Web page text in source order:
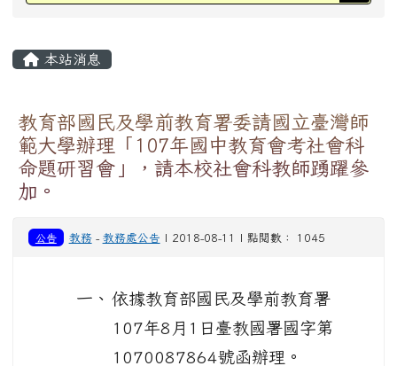
本站消息
教育部國民及學前教育署委請國立臺灣師
範大學辦理「107年國中教育會考社會科
命題研習會」，請本校社會科教師踴躍參
加。
公告 教務- 教務處公告 | 2018-08-11 | 點閱數： 1045
一、 依據教育部國民及學前教育署
107年8月1日臺教國署國字第
1070087864號函辦理。